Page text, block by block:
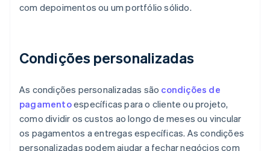
com depoimentos ou um portfólio sólido.
Condições personalizadas
As condições personalizadas são condições de
pagamentoespecíficas para o cliente ou projeto,
como dividir os custos ao longo de meses ou vincular
os pagamentos a entregas específicas. As condições
personalizadas podem ajudar a fechar negócios com